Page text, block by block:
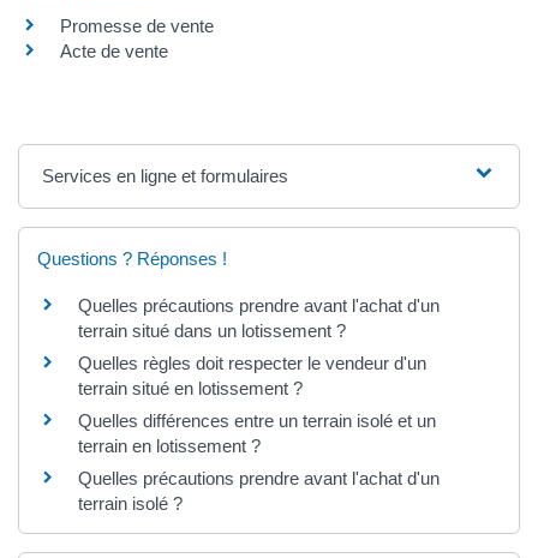
Promesse de vente
Acte de vente
Services en ligne et formulaires
Questions ? Réponses !
Quelles précautions prendre avant l'achat d'un
terrain situé dans un lotissement ?
Quelles règles doit respecter le vendeur d'un
terrain situé en lotissement ?
Quelles différences entre un terrain isolé et un
terrain en lotissement ?
Quelles précautions prendre avant l'achat d'un
terrain isolé ?